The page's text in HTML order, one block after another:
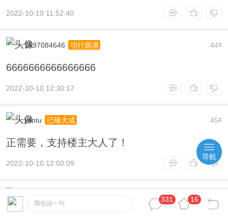
2022-10-10 11:52:40
2022-10-10 12:30:17
45 #
2022-10-10 12:50:09
我也说一句
331 16
导航